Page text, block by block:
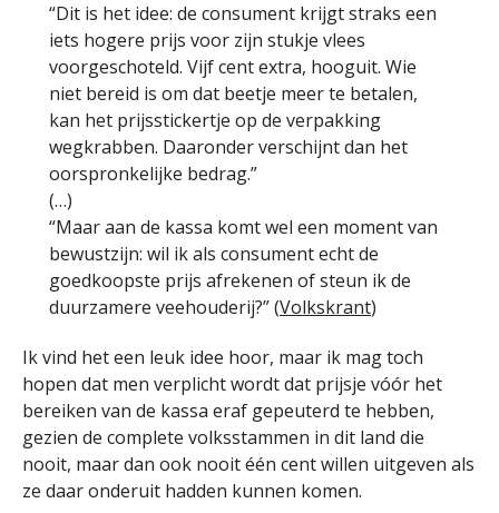
“Dit is het idee: de consument krijgt straks een
iets hogere prijs voor zijn stukje vlees
voorgeschoteld. Vijf cent extra, hooguit. Wie
niet bereid is om dat beetje meer te betalen,
kan het prijsstickertje op de verpakking
wegkrabben. Daaronder verschijnt dan het
oorspronkelijke bedrag.”
(…)
“Maar aan de kassa komt wel een moment van
bewustzijn: wil ik als consument echt de
goedkoopste prijs afrekenen of steun ik de
duurzamere veehouderij?” (Volkskrant)
Ik vind het een leuk idee hoor, maar ik mag toch
hopen dat men verplicht wordt dat prijsje vóór het
bereiken van de kassa eraf gepeuterd te hebben,
gezien de complete volksstammen in dit land die
nooit, maar dan ook nooit één cent willen uitgeven als
ze daar onderuit hadden kunnen komen.